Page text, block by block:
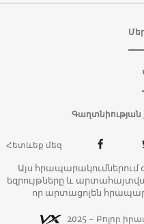
Գաղտնիության
Հետևեք մեզ
Այս
եզրույթները և
որ արտացոլեն
2025 - Բոլոր